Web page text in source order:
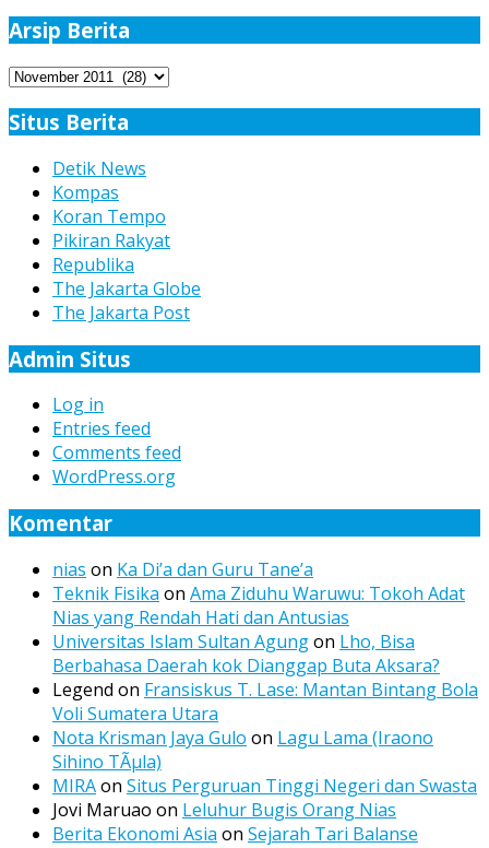
Arsip Berita
Arsip
Situs Berita
Detik News
Kompas
Koran Tempo
Pikiran Rakyat
Republika
The Jakarta Globe
The Jakarta Post
Admin Situs
Log in
Entries feed
Comments feed
WordPress.org
Komentar
nias on Ka Di’a dan Guru Tane’a
Teknik Fisika on Ama Ziduhu Waruwu: Tokoh Adat
Nias yang Rendah Hati dan Antusias
Universitas Islam Sultan Agungon Lho, Bisa
Berbahasa Daerah kok Dianggap Buta Aksara?
Legend on Fransiskus T. Lase: Mantan Bintang Bola
Voli Sumatera Utara
Nota Krisman Jaya Gulo on Lagu Lama (Iraono
Sihino TÃµla)
MIRAon Situs Perguruan Tinggi Negeri dan Swasta
Jovi Maruao on Leluhur Bugis Orang Nias
Berita Ekonomi Asia on Sejarah Tari Balanse